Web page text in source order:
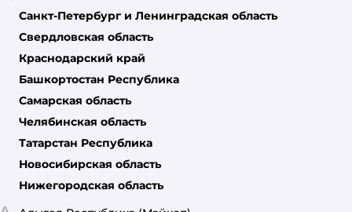
Санкт-Петербург и Ленинградская область
Свердловская область
Краснодарский край
Башкортостан Республика
Самарская область
Челябинская область
Татарстан Республика
Новосибирская область
Нижегородская область